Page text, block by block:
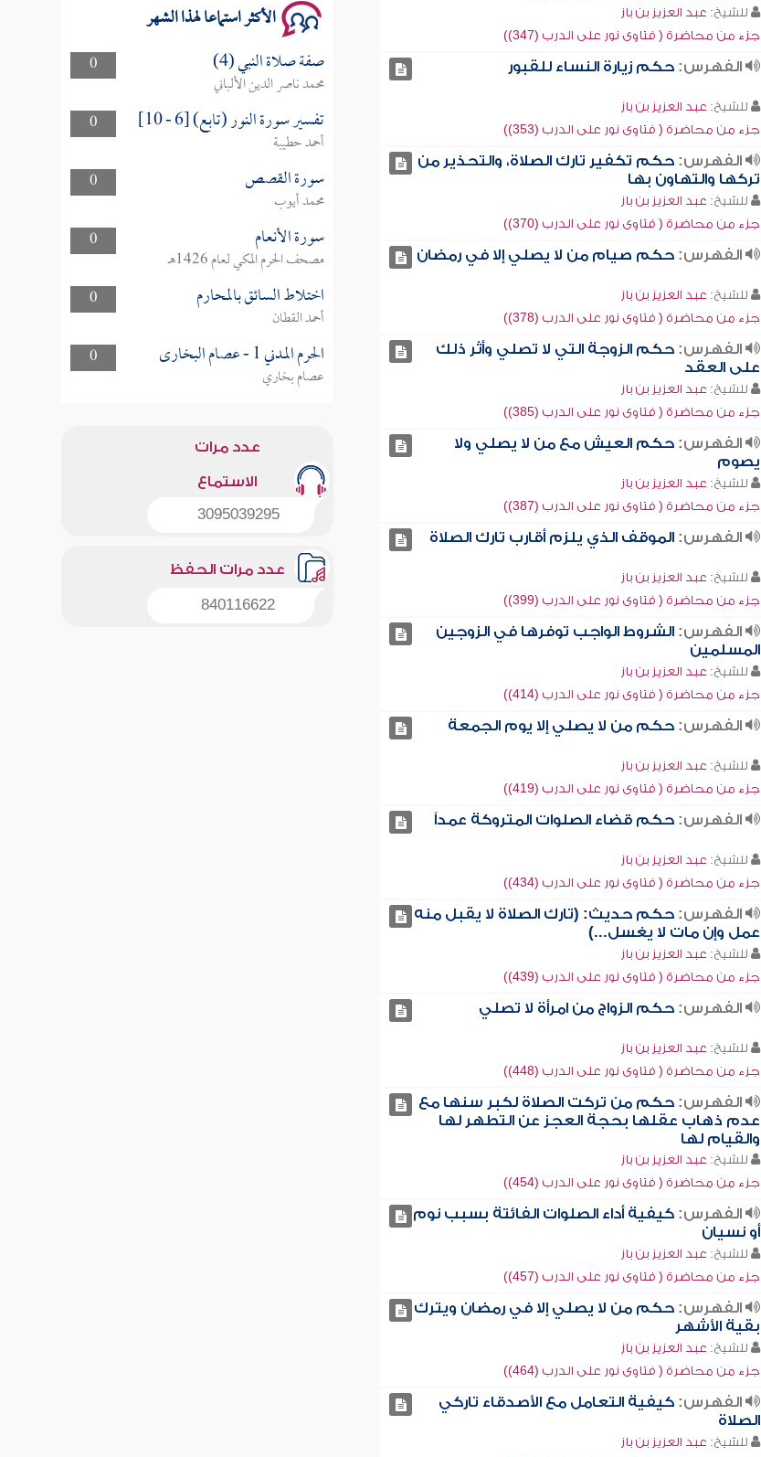
للشيخ: عبد العزيز بن باز
جزء من محاضرة ( فتاوى نور على الدرب (347))
الفهرس: حكم زيارة النساء للقبور
للشيخ: عبد العزيز بن باز
جزء من محاضرة ( فتاوى نور على الدرب (353))
الفهرس: حكم تكفير تارك الصلاة، والتحذير من
تركها والتهاون بها
للشيخ: عبد العزيز بن باز
جزء من محاضرة ( فتاوى نور على الدرب (370))
الفهرس: حكم صيام من لا يصلي إلا في رمضان
للشيخ: عبد العزيز بن باز
جزء من محاضرة ( فتاوى نور على الدرب (378))
الفهرس: حكم الزوجة التي لا تصلي وأثر ذلك
على العقد
للشيخ: عبد العزيز بن باز
جزء من محاضرة ( فتاوى نور على الدرب (385))
الفهرس: حكم العيش مع من لا يصلي ولا
يصوم
للشيخ: عبد العزيز بن باز
جزء من محاضرة ( فتاوى نور على الدرب (387))
الفهرس: الموقف الذي يلزم أقارب تارك الصلاة
للشيخ: عبد العزيز بن باز
جزء من محاضرة ( فتاوى نور على الدرب (399))
الفهرس: الشروط الواجب توفرها في الزوجين
المسلمين
للشيخ: عبد العزيز بن باز
جزء من محاضرة ( فتاوى نور على الدرب (414))
الفهرس: حكم من لا يصلي إلا يوم الجمعة
للشيخ: عبد العزيز بن باز
جزء من محاضرة ( فتاوى نور على الدرب (419))
الفهرس: حكم قضاء الصلوات المتروكة عمداً
للشيخ: عبد العزيز بن باز
جزء من محاضرة ( فتاوى نور على الدرب (434))
الفهرس: حكم حديث: (تارك الصلاة لا يقبل منه
عمل وإن مات لا يغسل...)
للشيخ: عبد العزيز بن باز
جزء من محاضرة ( فتاوى نور على الدرب (439))
الفهرس: حكم الزواج من امرأة لا تصلي
للشيخ: عبد العزيز بن باز
جزء من محاضرة ( فتاوى نور على الدرب (448))
الفهرس: حكم من تركت الصلاة لكبر سنها مع
عدم ذهاب عقلها بحجة العجز عن التطهر لها
والقيام لها
للشيخ: عبد العزيز بن باز
جزء من محاضرة ( فتاوى نور على الدرب (454))
الفهرس: كيفية أداء الصلوات الفائتة بسبب نوم
أو نسيان
للشيخ: عبد العزيز بن باز
جزء من محاضرة ( فتاوى نور على الدرب (457))
الفهرس: حكم من لا يصلي إلا في رمضان ويترك
بقية الأشهر
للشيخ: عبد العزيز بن باز
جزء من محاضرة ( فتاوى نور على الدرب (464))
الفهرس: كيفية التعامل مع الأصدقاء تاركي
الصلاة
للشيخ: عبد العزيز بن باز
الأكثر استماعا لهذا الشهر
0 صفة صلاة النبي (4)
محمد ناصر الدين الألباني
0
تفسير سورة النور (تابع) [6 - 10]
أحمد حطيبة
0
سورة القصص
محمد أيوب
0
سورة الأنعام
مصحف الحرم المكي لعام 1426هـ
0
اختلاط السائق بالمحارم
أحمد القطان
0
الحرم المدني 1 - عصام البخارى
عصام بخاري
عدد مرات
الاستماع
3095039295
عدد مرات الحفظ
840116622